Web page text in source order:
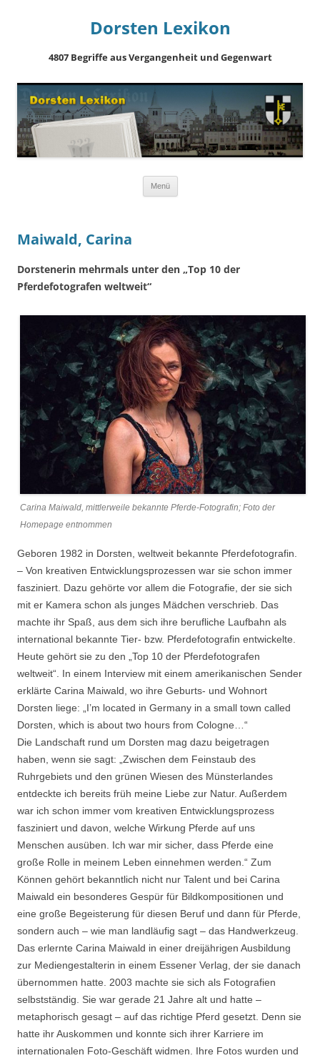
Dorsten Lexikon
4807 Begriffe aus Vergangenheit und Gegenwart
Menü
Maiwald, Carina
Dorstenerin mehrmals unter den „Top 10 der
Pferdefotografen weltweit“
Carina Maiwald, mittlerweile bekannte Pferde-Fotografin; Foto der
Homepage entnommen
Geboren 1982 in Dorsten, weltweit bekannte Pferdefotografin.
– Von kreativen Entwicklungsprozessen war sie schon immer
fasziniert. Dazu gehörte vor allem die Fotografie, der sie sich
mit er Kamera schon als junges Mädchen verschrieb. Das
machte ihr Spaß, aus dem sich ihre berufliche Laufbahn als
international bekannte Tier- bzw. Pferdefotografin entwickelte.
Heute gehört sie zu den „Top 10 der Pferdefotografen
weltweit“. In einem Interview mit einem amerikanischen Sender
erklärte Carina Maiwald, wo ihre Geburts- und Wohnort
Dorsten liege: „I’m located in Germany in a small town called
Dorsten, which is about two hours from Cologne…“
Die Landschaft rund um Dorsten mag dazu beigetragen
haben, wenn sie sagt: „Zwischen dem Feinstaub des
Ruhrgebiets und den grünen Wiesen des Münsterlandes
entdeckte ich bereits früh meine Liebe zur Natur. Außerdem
war ich schon immer vom kreativen Entwicklungsprozess
fasziniert und davon, welche Wirkung Pferde auf uns
Menschen ausüben. Ich war mir sicher, dass Pferde eine
große Rolle in meinem Leben einnehmen werden.“ Zum
Können gehört bekanntlich nicht nur Talent und bei Carina
Maiwald ein besonderes Gespür für Bildkompositionen und
eine große Begeisterung für diesen Beruf und dann für Pferde,
sondern auch – wie man landläufig sagt – das Handwerkzeug.
Das erlernte Carina Maiwald in einer dreijährigen Ausbildung
zur Mediengestalterin in einem Essener Verlag, der sie danach
übernommen hatte. 2003 machte sie sich als Fotografien
selbstständig. Sie war gerade 21 Jahre alt und hatte –
metaphorisch gesagt – auf das richtige Pferd gesetzt. Denn sie
hatte ihr Auskommen und konnte sich ihrer Karriere im
internationalen Foto-Geschäft widmen. Ihre Fotos wurden und